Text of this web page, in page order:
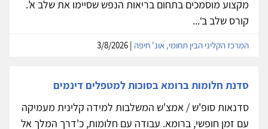
מקצוע מוסמכים בתחום בריאות הנפש שסיימו את שלב א'.
קורס שלב ב‘...
המרכז הקליני הבין תחומי, אונ' חיפה
סדנת חלומות ברומא בסוכות למטפלים דינמים
סדנאות סופ'ש / אמצ'ש המשלבות למידה קלינית מעמיקה
עם זמן חופשי, ברומא. עבודה עם חלומות, כ'דרך המלך אל